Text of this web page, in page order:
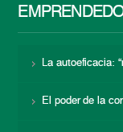
La autoeficacia:
El poder de la